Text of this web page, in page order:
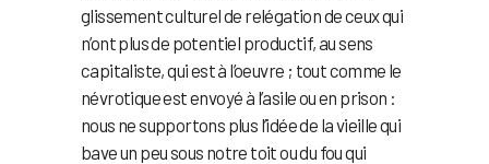
glissement culturel de relégation de ceux qui
n’ont plus de potentiel productif, au sens
capitaliste, qui est à l’oeuvre ; tout comme le
névrotique est envoyé à l’asile ou en prison :
nous ne supportons plus l’idée de la vieille qui
bave un peu sous notre toit ou du fou qui